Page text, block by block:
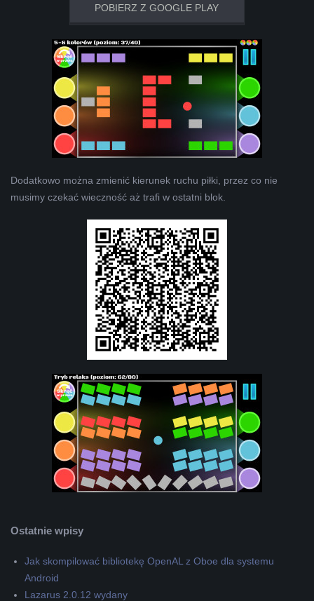
POBIERZ Z GOOGLE PLAY
Dodatkowo można zmienić kierunek ruchu piłki, przez co nie
musimy czekać wieczność aż trafi w ostatni blok.
Ostatnie wpisy
Jak skompilować bibliotekę OpenAL z Oboe dla systemu
Android
Lazarus 2.0.12 wydany